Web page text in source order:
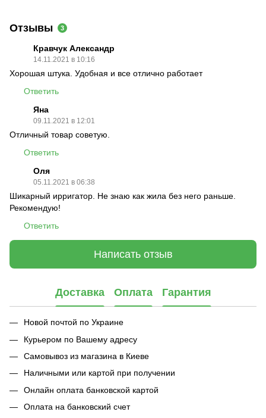
Отзывы 3
Кравчук Александр
14.11.2021 в 10:16
Хорошая штука. Удобная и все отлично работает
Ответить
Яна
09.11.2021 в 12:01
Отличный товар советую.
Ответить
Оля
05.11.2021 в 06:38
Шикарный ирригатор. Не знаю как жила без него раньше.
Рекомендую!
Ответить
Написать отзыв
Доставка Оплата Гарантия
Новой почтой по Украине
Курьером по Вашему адресу
Самовывоз из магазина в Киеве
Наличными или картой при получении
Онлайн оплата банковской картой
Оплата на банковский счет